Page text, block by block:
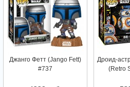
Джанго Фетт (Jango Fett)
#737
Дроид-
(Retro